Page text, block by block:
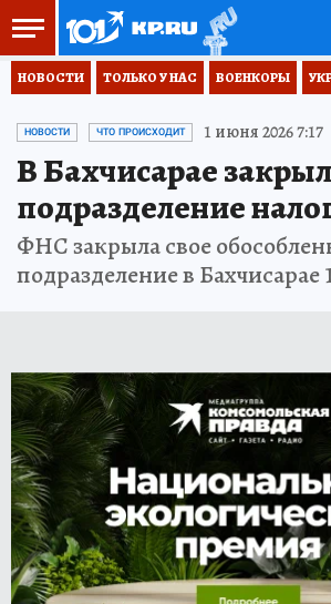
НОВОСТИ ТОЛЬКО У НАС ВОЕНКОРЫ
НОВОСТИ ЧТО ПРОИСХОДИТ 1 июня 2026 7:17
В Бахчисарае
подразделение
ФНС закрыла свое
подразделение в